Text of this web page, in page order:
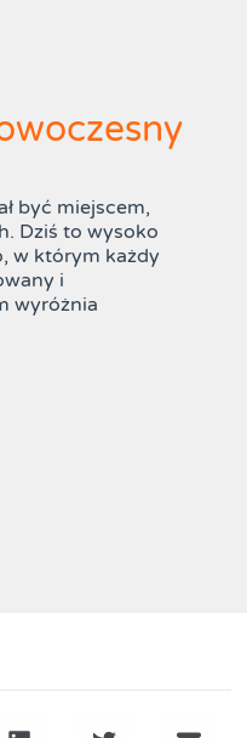
być miejscem,
Dziś to wysoko
w którym każdy
i
wyróżnia